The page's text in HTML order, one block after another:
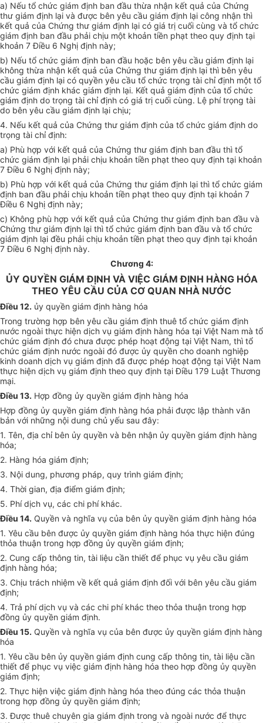
a) Nếu tổ chức giám định ban đầu thừa nhận kết quả của Chứng
thư giám định lại và được bên yêu cầu giám định lại công nhận thì
kết quả của Chứng thư giám định lại có giá trị cuối cùng và tổ chức
giám định ban đầu phải chịu một khoản tiền phạt theo quy định tại
khoản 7 Điều 6 Nghị định này;
b) Nếu tổ chức giám định ban đầu hoặc bên yêu cầu giám định lại
không thừa nhận kết quả của Chứng thư giám định lại thì bên yêu
cầu giám định lại có quyền yêu cầu tổ chức trọng tài chỉ định một tổ
chức giám định khác giám định lại. Kết quả giám định của tổ chức
giám định do trọng tài chỉ định có giá trị cuối cùng. Lệ phí trọng tài
do bên yêu cầu giám định lại chịu;
4. Nếu kết quả của Chứng thư giám định của tổ chức giám định do
trọng tài chỉ định:
a) Phù hợp với kết quả của Chứng thư giám định ban đầu thì tổ
chức giám định lại phải chịu khoản tiền phạt theo quy định tại khoản
7 Điều 6 Nghị định này;
b) Phù hợp với kết quả của Chứng thư giám định lại thì tổ chức giám
định ban đầu phải chịu khoản tiền phạt theo quy định tại khoản 7
Điều 6 Nghị định này;
c) Không phù hợp với kết quả của Chứng thư giám định ban đầu và
Chứng thư giám định lại thì tổ chức giám định ban đầu và tổ chức
giám định lại đều phải chịu khoản tiền phạt theo quy định tại khoản
7 Điều 6 Nghị định này.
Chương 4:
ỦY QUYỀN GIÁM ĐỊNH VÀ VIỆC GIÁM ĐỊNH HÀNG HÓA
THEO YÊU CẦU CỦA CƠ QUAN NHÀ NƯỚC
Điều 12. ủy quyền giám định hàng hóa
Trong trường hợp bên yêu cầu giám định thuê tổ chức giám định
nước ngoài thực hiện dịch vụ giám định hàng hóa tại Việt Nam mà tổ
chức giám định đó chưa được phép hoạt động tại Việt Nam, thì tổ
chức giám định nước ngoài đó được ủy quyền cho doanh nghiệp
kinh doanh dịch vụ giám định đã được phép hoạt động tại Việt Nam
thực hiện dịch vụ giám định theo quy định tại Điều 179 Luật Thương
mại.
Điều 13. Hợp đồng ủy quyền giám định hàng hóa
Hợp đồng ủy quyền giám định hàng hóa phải được lập thành văn
bản với những nội dung chủ yếu sau đây:
1. Tên, địa chỉ bên ủy quyền và bên nhận ủy quyền giám định hàng
hóa;
2. Hàng hóa giám định;
3. Nội dung, phương pháp, quy trình giám định;
4. Thời gian, địa điểm giám định;
5. Phí dịch vụ, các chi phí khác.
Điều 14. Quyền và nghĩa vụ của bên ủy quyền giám định hàng hóa
1. Yêu cầu bên được ủy quyền giám định hàng hóa thực hiện đúng
thỏa thuận trong hợp đồng ủy quyền giám định;
2. Cung cấp thông tin, tài liệu cần thiết để phục vụ yêu cầu giám
định hàng hóa;
3. Chịu trách nhiệm về kết quả giám định đối với bên yêu cầu giám
định;
4. Trả phí dịch vụ và các chi phí khác theo thỏa thuận trong hợp
đồng ủy quyền giám định.
Điều 15. Quyền và nghĩa vụ của bên được ủy quyền giám định hàng
hóa
1. Yêu cầu bên ủy quyền giám định cung cấp thông tin, tài liệu cần
thiết để phục vụ việc giám định hàng hóa theo hợp đồng ủy quyền
giám định;
2. Thực hiện việc giám định hàng hóa theo đúng các thỏa thuận
trong hợp đồng ủy quyền giám định;
3. Được thuê chuyên gia giám định trong và ngoài nước để thực